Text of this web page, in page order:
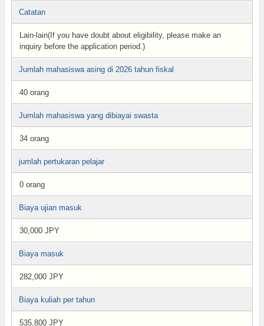
Catatan
Lain-lain(If you have doubt about eligibility, please make an
inquiry before the application period.)
Jumlah mahasiswa asing di 2026 tahun fiskal
40 orang
Jumlah mahasiswa yang dibiayai swasta
34 orang
jumlah pertukaran pelajar
0 orang
Biaya ujian masuk
30,000 JPY
Biaya masuk
282,000 JPY
Biaya kuliah per tahun
535,800 JPY